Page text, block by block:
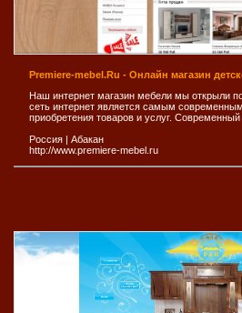
Premiere-mebel.Ru - Онлайн магазин
Наш интернет магазин мебели мы открыли
сеть интернет является самым
приобретения товаров и услуг.
Россия | Абакан
http://www.premiere-mebel.ru